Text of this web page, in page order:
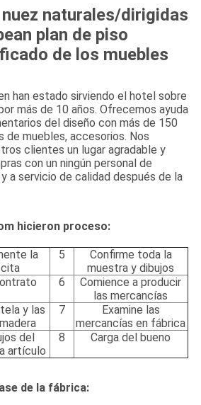
nuez naturales/dirigidas
plan de piso
de los muebles
han estado sirviendo el hotel sobre
más de 10 años. Ofrecemos ayuda
del diseño con más de 150
de muebles, accesorios. Nos
clientes un lugar agradable y
con un ningún personal de
a servicio de calidad después de la
hicieron proceso:
la
cita
5
Confirme toda la
muestra y dibujos
6
Comience a producir
las mercancías
y las
7
Examine las
mercancías en fábrica
del
artículo
8 Carga del bueno
de la fábrica: